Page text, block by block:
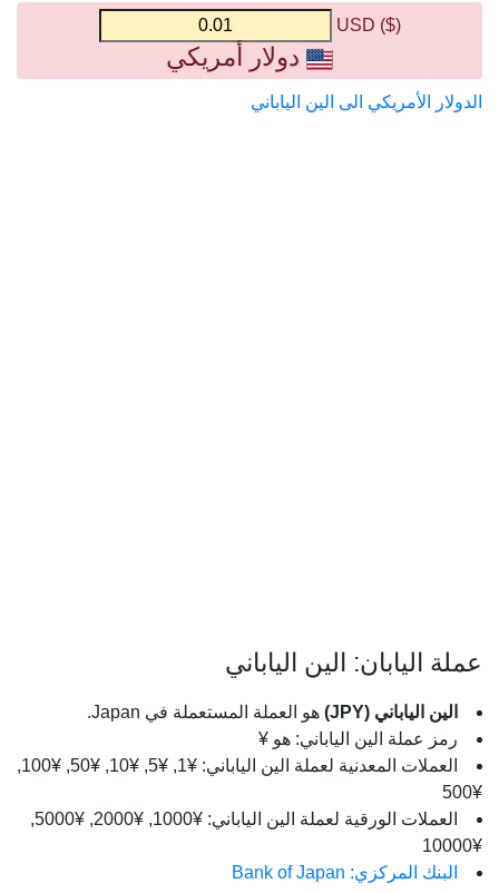
($) USD
دولار أمريكي
الدولار الأمريكي الى الين الياباني
عملة اليابان: الين الياباني
الين الياباني (JPY)
هو العملة المستعملة في Japan.
رمز عملة الين الياباني: هو ¥
العملات المعدنية لعملة الين الياباني: ¥1, ¥5, ¥10, ¥50, ¥100,
¥500
العملات الورقية لعملة الين الياباني: ¥1000, ¥2000, ¥5000,
¥10000
البنك المركزي: Bank of Japan